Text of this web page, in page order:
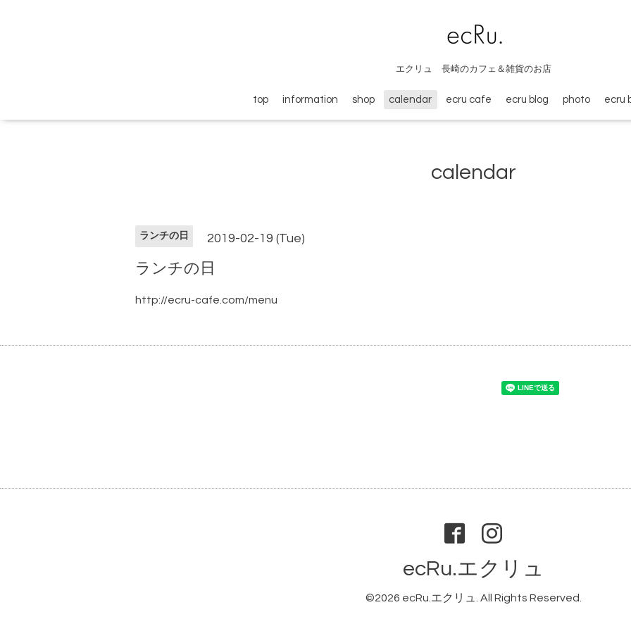
エクリュ 長崎のカフェ＆雑貨のお店
top information shop calendar ecru cafe ecru blog photo ecru
calendar
ランチの日 2019-02-19 (Tue)
ランチの日
http://ecru-cafe.com/menu
ecRu.エクリュ
©2026 ecRu.エクリュ . All Rights Reserved.